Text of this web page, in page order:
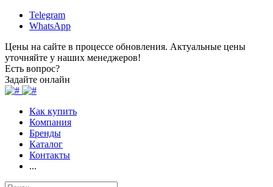
Telegram
WhatsApp
Цены на сайте в процессе обновления. Актуальные цены
уточняйте у наших менеджеров!
Есть вопрос?
Задайте онлайн
Как купить
Компания
Бренды
Каталог
Контакты
...